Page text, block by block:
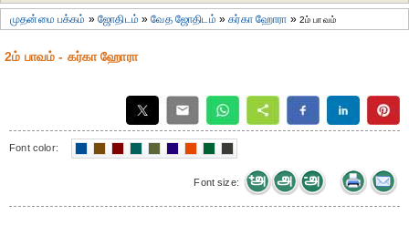
முதன்மை பக்கம் »ஜோதிடம் »வேத ஜோதிடம் »கர்கா ஹோரா » 2ம் பாவம்
2ம் பாவம் - கர்கா ஹோரா
Font color:
Font size: